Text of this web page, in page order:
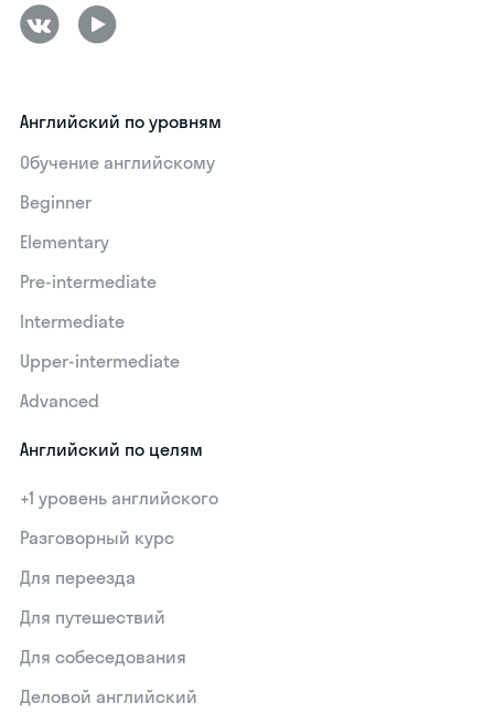
Английский по уровням
Обучение английскому
Beginner
Elementary
Pre-intermediate
Intermediate
Upper-intermediate
Advanced
Английский по целям
+1 уровень английского
Разговорный курс
Для переезда
Для путешествий
Для собеседования
Деловой английский